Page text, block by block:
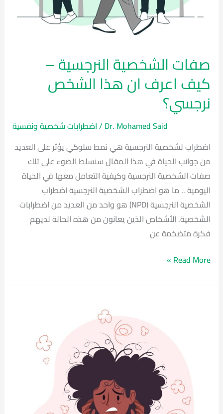
صفات الشخصية النرجسية –
كيف اعرف ان هذا الشخص
نرجسي؟
اضطرابات شخصية ونفسية/Dr. Mohamed Said
اضطراب لشخصية النرجسية هي نمط سلوكي يؤثر على العديد
من جوانب الحياة في هذا المقال سنسلط الضوء على تلك
صفات الشخصية النرجسية وكيفية التعامل معها في الحياة
اليومية .. ما هو اضطراب الشخصية النرجسية اضطراب
الشخصية النرجسية (NPD) هو واحد من العديد من اضطرابات
الشخصية. الأشخاص الذين يعانون من هذه الحالة لديهم
فكرة متضخمة عن
Read More »